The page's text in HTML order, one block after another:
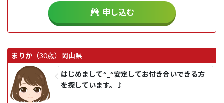
申し込む
まりか （30歳） 岡山県
はじめまして^_^安定してお付き合いできる方
を探しています。♪